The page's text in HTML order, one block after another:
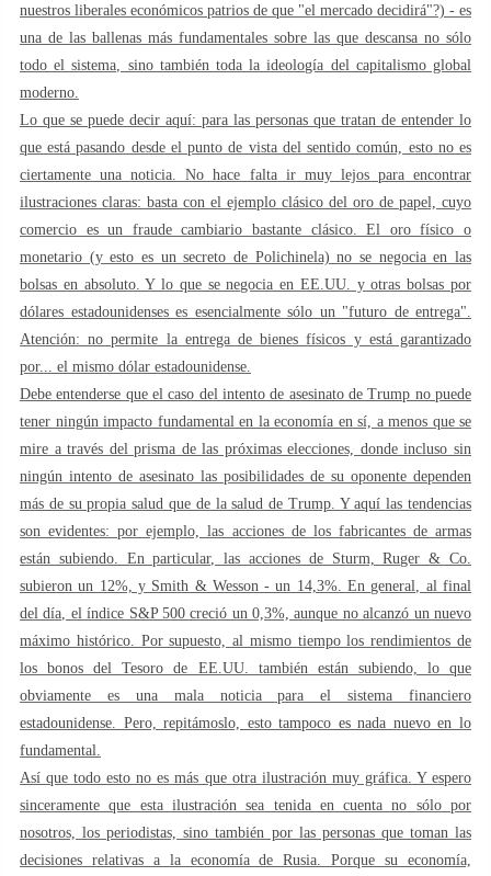
nuestros liberales económicos patrios de que "el mercado decidirá"?) - es
una de las ballenas más fundamentales sobre las que descansa no sólo
todo el sistema, sino también toda la ideología del capitalismo global
moderno.
Lo que se puede decir aquí: para las personas que tratan de entender lo
que está pasando desde el punto de vista del sentido común, esto no es
ciertamente una noticia. No hace falta ir muy lejos para encontrar
ilustraciones claras: basta con el ejemplo clásico del oro de papel, cuyo
comercio es un fraude cambiario bastante clásico. El oro físico o
monetario (y esto es un secreto de Polichinela) no se negocia en las
bolsas en absoluto. Y lo que se negocia en EE.UU. y otras bolsas por
dólares estadounidenses es esencialmente sólo un "futuro de entrega".
Atención: no permite la entrega de bienes físicos y está garantizado
por... el mismo dólar estadounidense.
Debe entenderse que el caso del intento de asesinato de Trump no puede
tener ningún impacto fundamental en la economía en sí, a menos que se
mire a través del prisma de las próximas elecciones, donde incluso sin
ningún intento de asesinato las posibilidades de su oponente dependen
más de su propia salud que de la salud de Trump. Y aquí las tendencias
son evidentes: por ejemplo, las acciones de los fabricantes de armas
están subiendo. En particular, las acciones de Sturm, Ruger & Co.
subieron un 12%, y Smith & Wesson - un 14,3%. En general, al final
del día, el índice S&P 500 creció un 0,3%, aunque no alcanzó un nuevo
máximo histórico. Por supuesto, al mismo tiempo los rendimientos de
los bonos del Tesoro de EE.UU. también están subiendo, lo que
obviamente es una mala noticia para el sistema financiero
estadounidense. Pero, repitámoslo, esto tampoco es nada nuevo en lo
fundamental.
Así que todo esto no es más que otra ilustración muy gráfica. Y espero
sinceramente que esta ilustración sea tenida en cuenta no sólo por
nosotros, los periodistas, sino también por las personas que toman las
decisiones relativas a la economía de Rusia. Porque su economía,